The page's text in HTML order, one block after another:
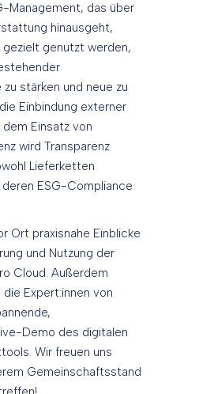
Management, das über
hinausgeht,
genutzt werden,
stärken und neue zu
Einbindung externer
Einsatz von
wird Transparenz
Lieferketten
ESG-Compliance
Ort praxisnahe Einblicke
und Nutzung der
Cloud. Außerdem
Expert:innen von
Demo des digitalen
Wir freuen uns
Gemeinschaftsstand